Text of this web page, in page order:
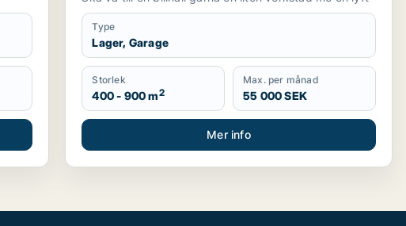
Type
Lager, Garage
Storlek
400 - 900 m2
Max. per månad
55 000 SEK
Mer info